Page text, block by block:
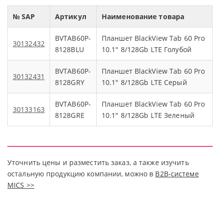
№ SAP Артикул Наименование товара
30132432
BVTAB60P-
8128BLU
Планшет BlackView Tab 60 Pro
10.1" 8/128Gb LTE Голубой
30132431
BVTAB60P-
8128GRY
Планшет BlackView Tab 60 Pro
10.1" 8/128Gb LTE Серый
30133163
BVTAB60P-
8128GRE
Планшет BlackView Tab 60 Pro
10.1" 8/128Gb LTE Зеленый
Уточнить цены и разместить заказ, а также изучить
остальную продукцию компании, можно в В2В-системе
MICS >>